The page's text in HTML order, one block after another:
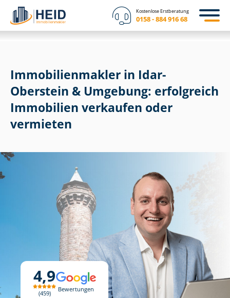
Kostenlose Erstberatung
0158 - 884 916 68
4,9
459
Bewertungen
Im­mo­bi­li­en­mak­ler in Idar-
Oberstein & Umgebung: erfolgreich
Immobilien verkaufen oder
vermieten